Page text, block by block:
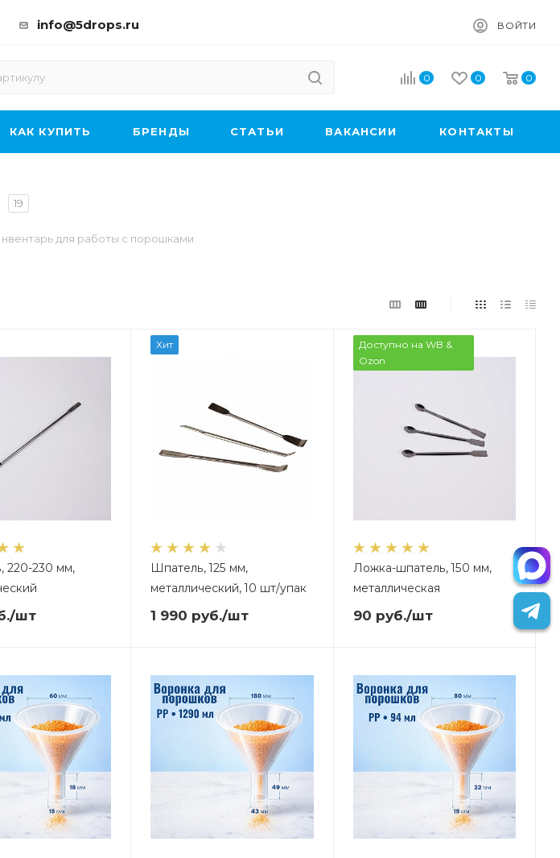
ВОЙТИ
info@5drops.ru
0 0 0
КАК КУПИТЬ БРЕНДЫ CТАТЬИ ВАКАНСИИ КОНТАКТЫ
19
для работы с порошками
220-230 мм,
/шт
Хит
Шпатель, 125 мм,
металлический, 10 шт/упак
1 990 руб./шт
Доступно на WB &
Ozon
Ложка-шпатель, 150 мм,
металлическая
90 руб./шт